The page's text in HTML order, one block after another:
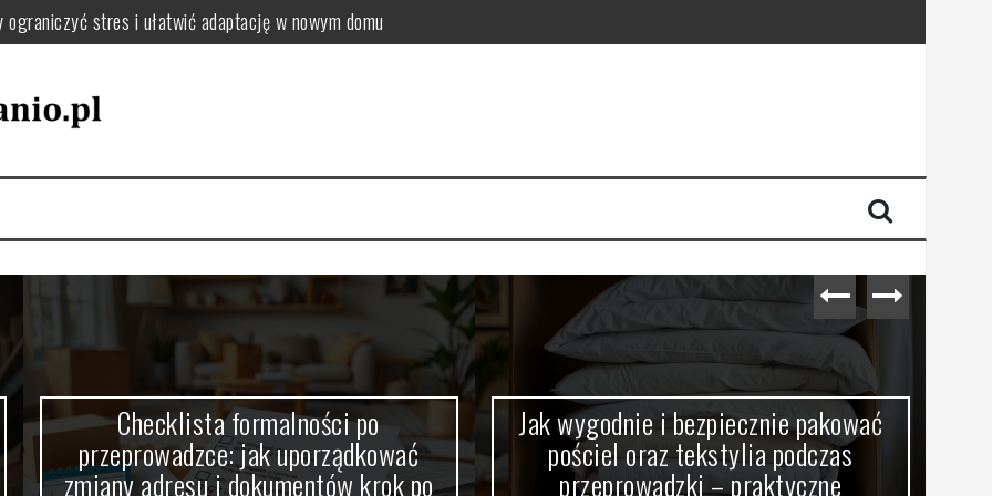
uporządkować zmiany adresu i dokumentów krok po kroku
chaosu i jak uniknąć przeciążenia pakowania
by uniknąć chaosu i dobrze się zorganizować
Checklista formalności po
przeprowadzce: jak uporządkować
zmiany adresu i dokumentów krok po
Jak wygodnie i bezpiecznie pakować
pościel oraz tekstylia podczas
przeprowadzki – praktyczne